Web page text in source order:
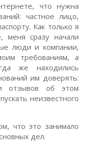
что нужна
частное лицо,
Как только я
меня сразу начали
люди и компании,
требованиям, а
же находились
им доверять:
отзывов об этом
неизвестного
что это занимало
дел.